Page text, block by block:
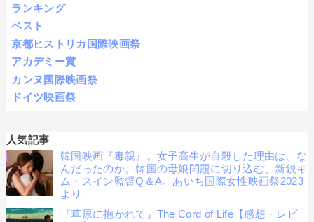
ランキング
ベスト
京都ヒストリカ国際映画祭
アカデミー賞
カンヌ国際映画祭
ドイツ映画祭
人気記事
韓国映画『毒親』。女子高生が自殺した理由は、な
んだったのか。韓国の母娘問題に切り込む、新鋭キ
ム・スイン監督Q＆A。あいち国際女性映画祭2023
より
『草原に抱かれて』The Cord of Life【感想・レビ